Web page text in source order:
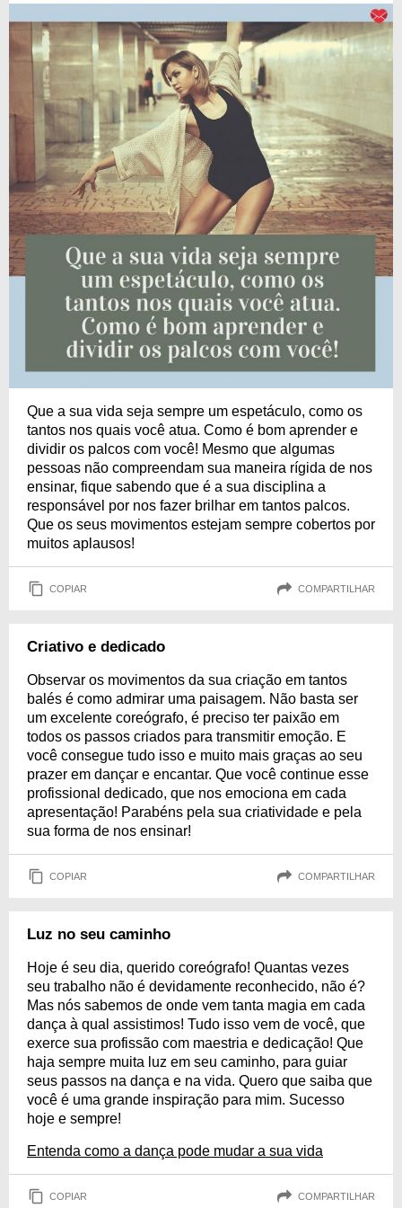
Que a sua vida seja sempre um espetáculo, como os
tantos nos quais você atua. Como é bom aprender e
dividir os palcos com você! Mesmo que algumas
pessoas não compreendam sua maneira rígida de nos
ensinar, fique sabendo que é a sua disciplina a
responsável por nos fazer brilhar em tantos palcos.
Que os seus movimentos estejam sempre cobertos por
muitos aplausos!
COPIAR COMPARTILHAR
Criativo e dedicado
Observar os movimentos da sua criação em tantos
balés é como admirar uma paisagem. Não basta ser
um excelente coreógrafo, é preciso ter paixão em
todos os passos criados para transmitir emoção. E
você consegue tudo isso e muito mais graças ao seu
prazer em dançar e encantar. Que você continue esse
profissional dedicado, que nos emociona em cada
apresentação! Parabéns pela sua criatividade e pela
sua forma de nos ensinar!
COPIAR COMPARTILHAR
Luz no seu caminho
Hoje é seu dia, querido coreógrafo! Quantas vezes
seu trabalho não é devidamente reconhecido, não é?
Mas nós sabemos de onde vem tanta magia em cada
dança à qual assistimos! Tudo isso vem de você, que
exerce sua profissão com maestria e dedicação! Que
haja sempre muita luz em seu caminho, para guiar
seus passos na dança e na vida. Quero que saiba que
você é uma grande inspiração para mim. Sucesso
hoje e sempre!
Entenda como a dança pode mudar a sua vida
COPIAR COMPARTILHAR